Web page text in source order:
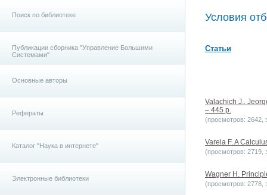
Поиск по библиотеке
Публикации сборника "Управление Большими
Системами"
Основные авторы
Рефераты
Каталог "Наука в интернете"
Электронные библиотеки
Условия
Статьи
Valachich J.,
– 445 p.
(просмотров: 2642,
Varela F. A
(просмотров: 2719,
Wagner H.
(просмотров: 2778,